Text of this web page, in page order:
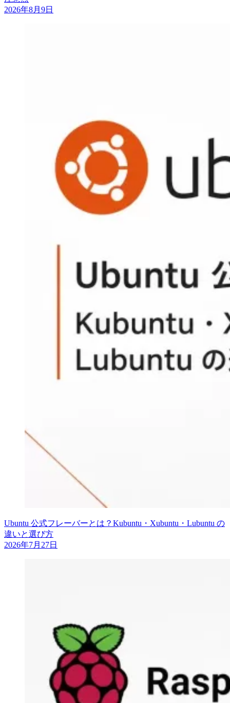
2026年8月9日
Ubuntu 公式フレーバーとは？Kubuntu・Xubuntu・Lubuntu の
違いと選び方
2026年7月27日